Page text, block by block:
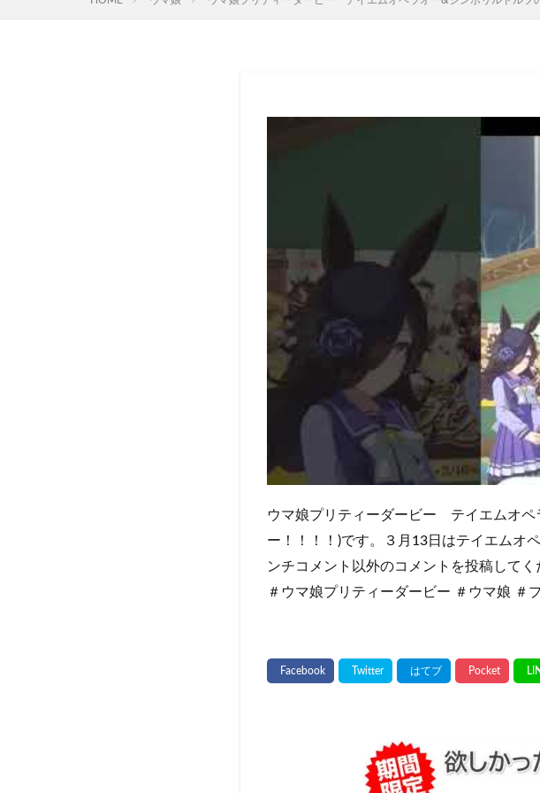
ウマ娘プリティーダービー テイエムオペ
ー！！！！)です。３月13日はテイエムオ
ンチコメント以外のコメントを投稿して
＃ウマ娘プリティーダービー ＃ウマ娘 ＃